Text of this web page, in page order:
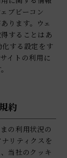
ブビーコン
ります。ウェ
することはあ
する設定をす
イトの利用に
約
の利用状況の
リティクスを
当社のクッキ